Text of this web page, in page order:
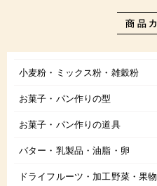
小麦粉・ミックス粉・雑穀粉
お菓子・パン作りの型
お菓子・パン作りの道具
バター・乳製品・油脂・卵
ドライフルーツ・加工野菜・果物